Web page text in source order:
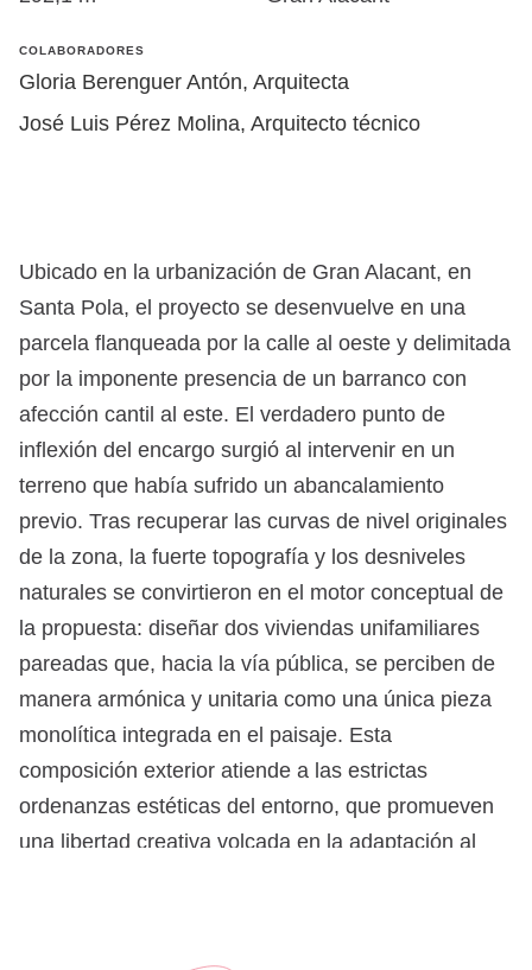
COLABORADORES
Gloria Berenguer Antón, Arquitecta
José Luis Pérez Molina, Arquitecto técnico
Ubicado en la urbanización de Gran Alacant, en
Santa Pola, el proyecto se desenvuelve en una
parcela flanqueada por la calle al oeste y delimitada
por la imponente presencia de un barranco con
afección cantil al este. El verdadero punto de
inflexión del encargo surgió al intervenir en un
terreno que había sufrido un abancalamiento
previo. Tras recuperar las curvas de nivel originales
de la zona, la fuerte topografía y los desniveles
naturales se convirtieron en el motor conceptual de
la propuesta: diseñar dos viviendas unifamiliares
pareadas que, hacia la vía pública, se perciben de
manera armónica y unitaria como una única pieza
monolítica integrada en el paisaje. Esta
composición exterior atiende a las estrictas
ordenanzas estéticas del entorno, que promueven
una libertad creativa volcada en la adaptación al